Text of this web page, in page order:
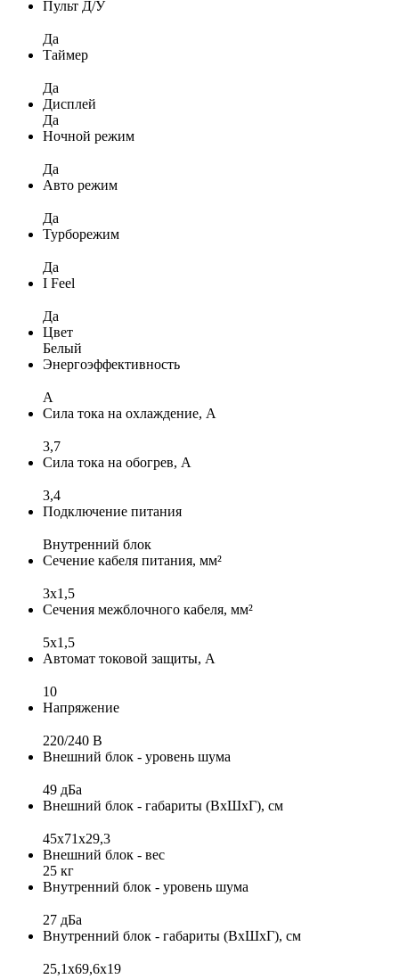
Пульт Д/У
Да
Таймер
Да
Дисплей
Да
Ночной режим
Да
Авто режим
Да
Турборежим
Да
I Feel
Да
Цвет
Белый
Энергоэффективность
A
Сила тока на охлаждение, А
3,7
Сила тока на обогрев, А
3,4
Подключение питания
Внутренний блок
Сечение кабеля питания, мм²
3x1,5
Сечения межблочного кабеля, мм²
5x1,5
Автомат токовой защиты, А
10
Напряжение
220/240 B
Внешний блок - уровень шума
49 дБа
Внешний блок - габариты (ВхШхГ), см
45x71x29,3
Внешний блок - вес
25 кг
Внутренний блок - уровень шума
27 дБа
Внутренний блок - габариты (ВхШхГ), см
25,1x69,6x19